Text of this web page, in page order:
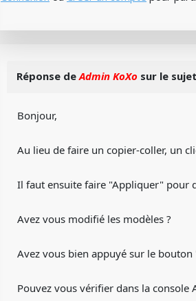
Réponse deAdmin KoXo sur le sujet
Bonjour,
Au lieu de faire un copier-coller, un
Il faut ensuite faire "Appliquer" pour
Avez vous modifié les modèles ?
Avez vous bien appuyé sur le
Pouvez vous vérifier dans la console